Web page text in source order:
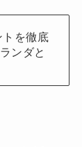
を徹底
ンダと